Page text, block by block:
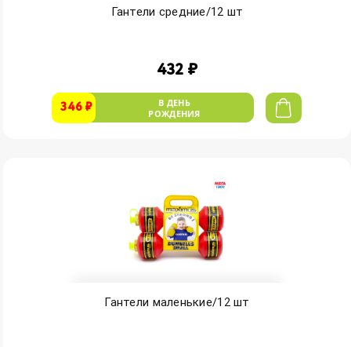
Гантели средние/12 шт
432 ₽
346 ₽
В ДЕНЬ
РОЖДЕНИЯ
Гантели маленькие/12 шт